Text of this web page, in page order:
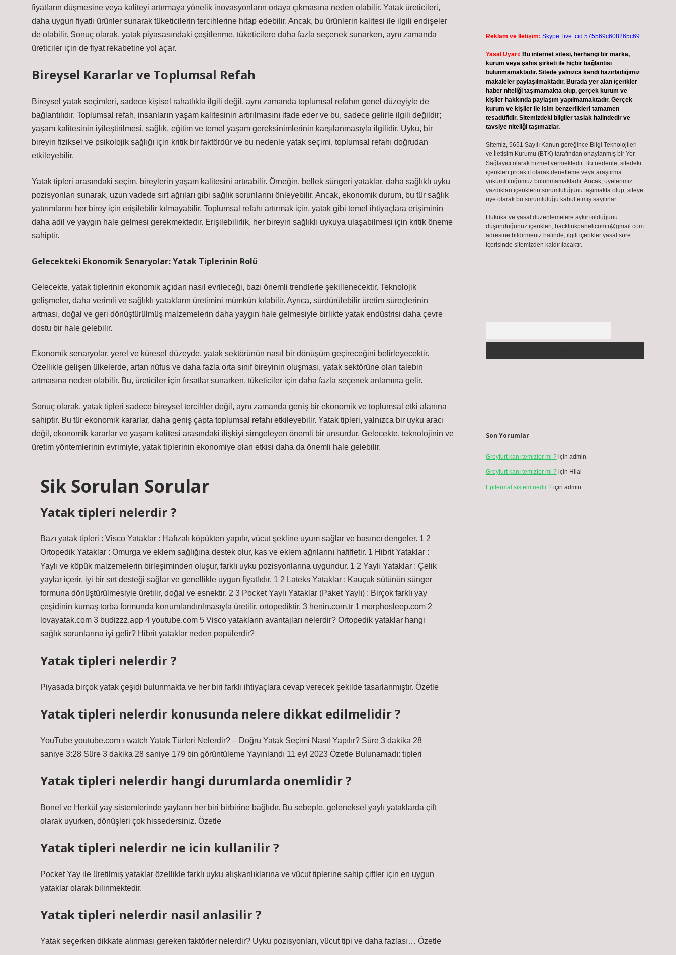
fiyatların düşmesine veya kaliteyi artırmaya yönelik inovasyonların ortaya çıkmasına neden olabilir. Yatak üreticileri,
daha uygun fiyatlı ürünler sunarak tüketicilerin tercihlerine hitap edebilir. Ancak, bu ürünlerin kalitesi ile ilgili endişeler
de olabilir. Sonuç olarak, yatak piyasasındaki çeşitlenme, tüketicilere daha fazla seçenek sunarken, aynı zamanda
üreticiler için de fiyat rekabetine yol açar.
Bireysel Kararlar ve Toplumsal Refah
Bireysel yatak seçimleri, sadece kişisel rahatlıkla ilgili değil, aynı zamanda toplumsal refahın genel düzeyiyle de
bağlantılıdır. Toplumsal refah, insanların yaşam kalitesinin artırılmasını ifade eder ve bu, sadece gelirle ilgili değildir;
yaşam kalitesinin iyileştirilmesi, sağlık, eğitim ve temel yaşam gereksinimlerinin karşılanmasıyla ilgilidir. Uyku, bir
bireyin fiziksel ve psikolojik sağlığı için kritik bir faktördür ve bu nedenle yatak seçimi, toplumsal refahı doğrudan
etkileyebilir.
Yatak tipleri arasındaki seçim, bireylerin yaşam kalitesini artırabilir. Örneğin, bellek süngeri yataklar, daha sağlıklı uyku
pozisyonları sunarak, uzun vadede sırt ağrıları gibi sağlık sorunlarını önleyebilir. Ancak, ekonomik durum, bu tür sağlık
yatırımlarını her birey için erişilebilir kılmayabilir. Toplumsal refahı artırmak için, yatak gibi temel ihtiyaçlara erişiminin
daha adil ve yaygın hale gelmesi gerekmektedir. Erişilebilirlik, her bireyin sağlıklı uykuya ulaşabilmesi için kritik öneme
sahiptir.
Gelecekteki Ekonomik Senaryolar: Yatak Tiplerinin Rolü
Gelecekte, yatak tiplerinin ekonomik açıdan nasıl evrileceği, bazı önemli trendlerle şekillenecektir. Teknolojik
gelişmeler, daha verimli ve sağlıklı yatakların üretimini mümkün kılabilir. Ayrıca, sürdürülebilir üretim süreçlerinin
artması, doğal ve geri dönüştürülmüş malzemelerin daha yaygın hale gelmesiyle birlikte yatak endüstrisi daha çevre
dostu bir hale gelebilir.
Ekonomik senaryolar, yerel ve küresel düzeyde, yatak sektörünün nasıl bir dönüşüm geçireceğini belirleyecektir.
Özellikle gelişen ülkelerde, artan nüfus ve daha fazla orta sınıf bireyinin oluşması, yatak sektörüne olan talebin
artmasına neden olabilir. Bu, üreticiler için fırsatlar sunarken, tüketiciler için daha fazla seçenek anlamına gelir.
Sonuç olarak, yatak tipleri sadece bireysel tercihler değil, aynı zamanda geniş bir ekonomik ve toplumsal etki alanına
sahiptir. Bu tür ekonomik kararlar, daha geniş çapta toplumsal refahı etkileyebilir. Yatak tipleri, yalnızca bir uyku aracı
değil, ekonomik kararlar ve yaşam kalitesi arasındaki ilişkiyi simgeleyen önemli bir unsurdur. Gelecekte, teknolojinin ve
üretim yöntemlerinin evrimiyle, yatak tiplerinin ekonomiye olan etkisi daha da önemli hale gelebilir.
Sik Sorulan Sorular
Yatak tipleri nelerdir ?
Bazı yatak tipleri : Visco Yataklar : Hafızalı köpükten yapılır, vücut şekline uyum sağlar ve basıncı dengeler. 1 2
Ortopedik Yataklar : Omurga ve eklem sağlığına destek olur, kas ve eklem ağrılarını hafifletir. 1 Hibrit Yataklar :
Yaylı ve köpük malzemelerin birleşiminden oluşur, farklı uyku pozisyonlarına uygundur. 1 2 Yaylı Yataklar : Çelik
yaylar içerir, iyi bir sırt desteği sağlar ve genellikle uygun fiyatlıdır. 1 2 Lateks Yataklar : Kauçuk sütünün sünger
formuna dönüştürülmesiyle üretilir, doğal ve esnektir. 2 3 Pocket Yaylı Yataklar (Paket Yaylı) : Birçok farklı yay
çeşidinin kumaş torba formunda konumlandırılmasıyla üretilir, ortopediktir. 3 henin.com.tr 1 morphosleep.com 2
lovayatak.com 3 budizzz.app 4 youtube.com 5 Visco yatakların avantajları nelerdir? Ortopedik yataklar hangi
sağlık sorunlarına iyi gelir? Hibrit yataklar neden popülerdir?
Yatak tipleri nelerdir ?
Piyasada birçok yatak çeşidi bulunmakta ve her biri farklı ihtiyaçlara cevap verecek şekilde tasarlanmıştır. Özetle
Yatak tipleri nelerdir konusunda nelere dikkat edilmelidir ?
YouTube youtube.com › watch Yatak Türleri Nelerdir? – Doğru Yatak Seçimi Nasıl Yapılır? Süre 3 dakika 28
saniye 3:28 Süre 3 dakika 28 saniye 179 bin görüntüleme Yayınlandı 11 eyl 2023 Özetle Bulunamadı: tipleri
Yatak tipleri nelerdir hangi durumlarda onemlidir ?
Bonel ve Herkül yay sistemlerinde yayların her biri birbirine bağlıdır. Bu sebeple, geleneksel yaylı yataklarda çift
olarak uyurken, dönüşleri çok hissedersiniz. Özetle
Yatak tipleri nelerdir ne icin kullanilir ?
Pocket Yay ile üretilmiş yataklar özellikle farklı uyku alışkanlıklarına ve vücut tiplerine sahip çiftler için en uygun
yataklar olarak bilinmektedir.
Yatak tipleri nelerdir nasil anlasilir ?
Yatak seçerken dikkate alınması gereken faktörler nelerdir? Uyku pozisyonları, vücut tipi ve daha fazlası… Özetle
Reklam ve İletişim: Skype: live:.cid.575569c608265c69
Yasal Uyarı: Bu internet sitesi, herhangi bir marka,
kurum veya şahıs şirketi ile hiçbir bağlantısı
bulunmamaktadır. Sitede yalnızca kendi hazırladığımız
makaleler paylaşılmaktadır. Burada yer alan içerikler
haber niteliği taşımamakta olup, gerçek kurum ve
kişiler hakkında paylaşım yapılmamaktadır. Gerçek
kurum ve kişiler ile isim benzerlikleri tamamen
tesadüfidir. Sitemizdeki bilgiler taslak halindedir ve
tavsiye niteliği taşımazlar.
Sitemiz, 5651 Sayılı Kanun gereğince Bilgi Teknolojileri
ve İletişim Kurumu (BTK) tarafından onaylanmış bir Yer
Sağlayıcı olarak hizmet vermektedir. Bu nedenle, sitedeki
içerikleri proaktif olarak denetleme veya araştırma
yükümlülüğümüz bulunmamaktadır. Ancak, üyelerimiz
yazdıkları içeriklerin sorumluluğunu taşımakta olup, siteye
üye olarak bu sorumluluğu kabul etmiş sayılırlar.
Hukuka ve yasal düzenlemelere aykırı olduğunu
düşündüğünüz içerikleri, backlinkpanelicomtr@gmail.com
adresine bildirmeniz halinde, ilgili içerikler yasal süre
içerisinde sitemizden kaldırılacaktır.
Son Yorumlar
Greyfurt kanı temizler mi ?için admin
Greyfurt kanı temizler mi ?için Hilal
Epitermal sistem nedir ?için admin